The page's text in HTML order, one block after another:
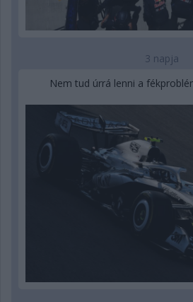
3 napja
Nem tud úrrá lenni a